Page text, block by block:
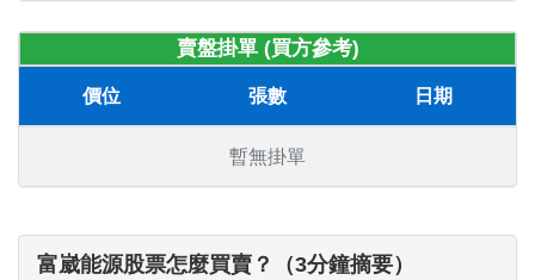
賣盤掛單 (買方參考)
價位 張數 日期
暫無掛單
富崴能源股票怎麼買賣？（3分鐘摘要）